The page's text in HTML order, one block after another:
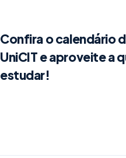
Confira o calendário
UniCIT e aproveite a
estudar!